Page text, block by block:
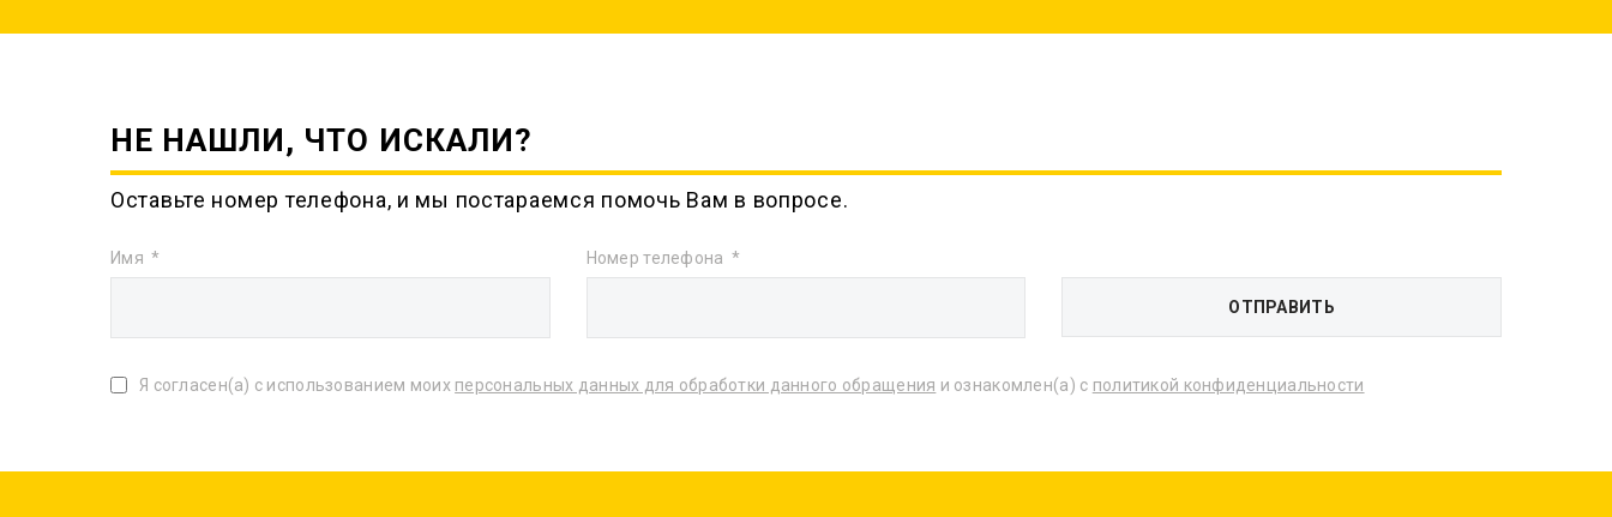
НЕ НАШЛИ, ЧТО ИСКАЛИ?
Оставьте номер телефона, и мы постараемся помочь Вам в вопросе.
Имя Номер телефона
Я согласен(а) с использованием моих персональных данных для обработки данного обращения и ознакомлен(а) с политикой конфиденциальности